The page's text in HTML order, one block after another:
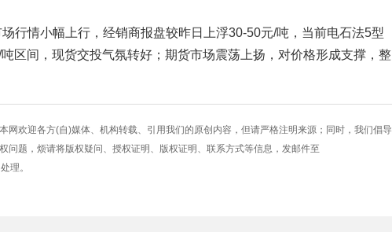
行情小幅上行，经销商报盘较昨日上浮30-50元/吨，当前电石法5型
区间，现货交投气氛转好；期货市场震荡上扬，对价格形成支撑，整
网欢迎各方(自)媒体、机构转载、引用我们的原创内容，但请严格注明来源；同时，我们倡导
问题，烦请将版权疑问、授权证明、版权证明、联系方式等信息，发邮件至
理。